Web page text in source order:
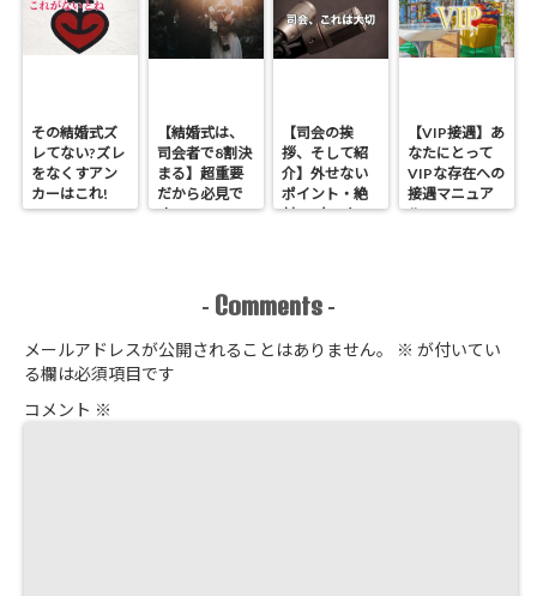
その結婚式ズ
レてない?ズレ
をなくすアン
カーはこれ!
【結婚式は、
司会者で8割決
まる】超重要
だから必見で
す
【司会の挨
拶、そして紹
介】外せない
ポイント・絶
対NGなこと
【VIP接遇】あ
なたにとって
VIPな存在への
接遇マニュア
ル
- Comments -
メールアドレスが公開されることはありません。 ※ が付いてい
る欄は必須項目です
コメント ※